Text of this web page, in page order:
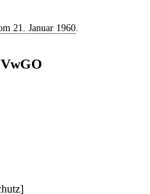
21. Januar 1960.
]